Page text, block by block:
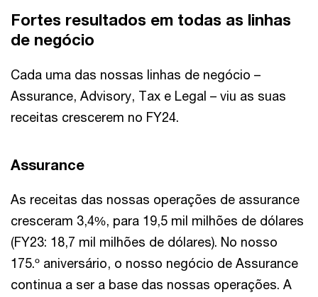
Fortes resultados em todas as linhas
de negócio
Cada uma das nossas linhas de negócio –
Assurance, Advisory, Tax e Legal – viu as suas
receitas crescerem no FY24.
Assurance
As receitas das nossas operações de assurance
cresceram 3,4%, para 19,5 mil milhões de dólares
(FY23: 18,7 mil milhões de dólares). No nosso
175.º aniversário, o nosso negócio de Assurance
continua a ser a base das nossas operações. A